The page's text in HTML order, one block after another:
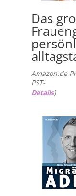
Das
Amazon.de
PST-
Details)